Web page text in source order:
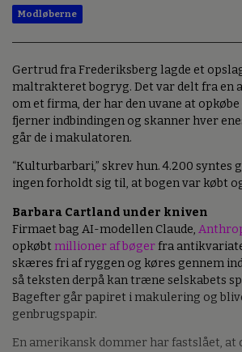
Modløberne
Gertrud fra Frederiksberg lagde et
maltrakteret bogryg. Det var delt fra en
om et firma, der har den uvane at
fjerner indbindingen og skanner hver
går de i makulatoren.
“Kulturbarbari,” skrev hun. 4.200 syntes
ingen forholdt sig til, at bogen var købt
Barbara Cartland under kniven
Firmaet bag AI-modellen Claude,
opkøbt millioner af bøgerfra
skæres fri af ryggen og køres gennem
så teksten derpå kan træne selskabets
Bagefter går papiret i makulering og
genbrugspapir.
En amerikansk dommer har fastslået, at